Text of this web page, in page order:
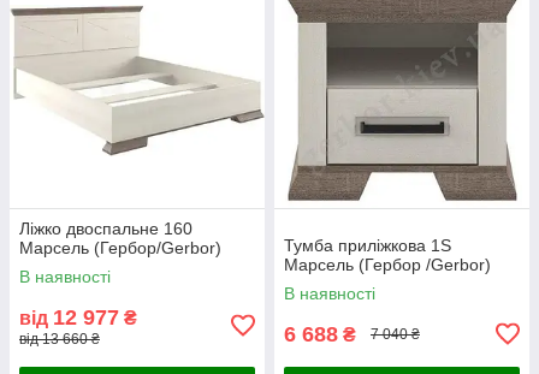
Ліжко двоспальне 160
Марсель (Гербор/Gerbor)
В наявності
від 12 977 ₴
від 13 660 ₴
Тумба приліжкова 1S
Марсель (Гербор /Gerbor)
В наявності
6 688 ₴ 7 040 ₴